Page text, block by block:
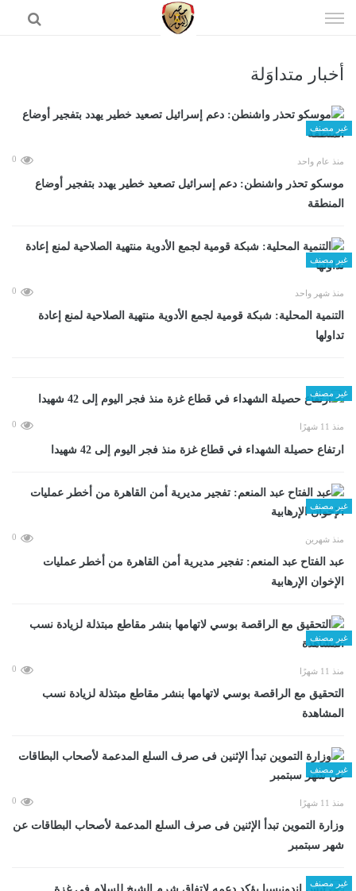
الى
أخبار متداوَلة
غير مصنف
منذ عام واحد 0
موسكو تحذر واشنطن: دعم إسرائيل تصعيد خطير يهدد بتفجير أوضاع
المنطقة
غير مصنف
منذ شهر واحد 0
التنمية المحلية: شبكة قومية لجمع الأدوية منتهية الصلاحية لمنع إعادة
تداولها
غير مصنف
منذ 11 شهرًا 0
ارتفاع حصيلة الشهداء في قطاع غزة منذ فجر اليوم إلى 42 شهيدا
غير مصنف
منذ شهرين 0
عبد الفتاح عبد المنعم: تفجير مديرية أمن القاهرة من أخطر عمليات
الإخوان الإرهابية
غير مصنف
منذ 11 شهرًا 0
التحقيق مع الراقصة بوسي لاتهامها بنشر مقاطع مبتذلة لزيادة نسب
المشاهدة
غير مصنف
منذ 11 شهرًا 0
وزارة التموين تبدأ الإثنين فى صرف السلع المدعمة لأصحاب البطاقات عن
شهر سبتمبر
غير مصنف